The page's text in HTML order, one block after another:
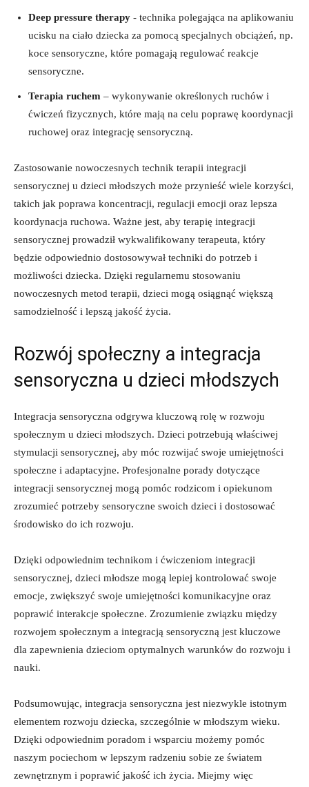
Deep pressure therapy -⁢ technika polegająca na aplikowaniu
ucisku na ciało dziecka‍ za ⁣pomocą specjalnych ⁣obciążeń, np.​
koce sensoryczne, które pomagają⁣ regulować reakcje ​
sensoryczne.
Terapia ‍ruchem – wykonywanie ⁢określonych ruchów‌ i‍
ćwiczeń fizycznych, które mają na celu ⁣poprawę ⁢koordynacji
ruchowej ‍oraz integrację⁤ sensoryczną.
Zastosowanie ​nowoczesnych​ technik terapii ⁣integracji
sensorycznej u dzieci ⁢młodszych ‌może‍ przynieść‌ wiele korzyści,
takich jak poprawa koncentracji, regulacji emocji oraz lepsza
koordynacja ruchowa. Ważne ‌jest, aby terapię⁣ integracji
sensorycznej prowadził wykwalifikowany terapeuta,⁤ który
będzie‍ odpowiednio​ dostosowywał techniki do ​potrzeb i
możliwości‍ dziecka. Dzięki regularnemu stosowaniu ​
nowoczesnych‍ metod terapii, ‍dzieci ⁢mogą ⁣osiągnąć⁤ większą
samodzielność i lepszą jakość życia.
Rozwój społeczny a integracja
sensoryczna u dzieci młodszych
Integracja sensoryczna⁢ odgrywa kluczową rolę⁣ w rozwoju‌
społecznym u dzieci​ młodszych. ⁢Dzieci potrzebują właściwej⁣
stymulacji⁤ sensorycznej, aby móc rozwijać swoje ​umiejętności
społeczne​ i adaptacyjne.⁣ Profesjonalne ⁢porady dotyczące
integracji ​sensorycznej​ mogą pomóc‌ rodzicom i ​opiekunom
zrozumieć potrzeby sensoryczne swoich ‌dzieci i dostosować ​
środowisko do ich⁤ rozwoju.
Dzięki odpowiednim technikom i⁤ ćwiczeniom⁣ integracji
sensorycznej, dzieci młodsze mogą lepiej kontrolować swoje
emocje, zwiększyć swoje umiejętności​ komunikacyjne oraz‌
poprawić ​interakcje społeczne. Zrozumienie związku⁢ między
rozwojem społecznym a integracją ‌sensoryczną jest kluczowe
dla ⁤zapewnienia dzieciom optymalnych​ warunków do rozwoju i‍
nauki.
Podsumowując, ​integracja‌ sensoryczna jest niezwykle ⁤istotnym
elementem rozwoju dziecka,⁣ szczególnie w młodszym wieku.
Dzięki odpowiednim poradom i‌ wsparciu możemy​ pomóc
naszym ​pociechom ⁤w lepszym radzeniu ⁣sobie ze światem‌
zewnętrznym ‍i poprawić jakość ich ⁣życia. ⁢Miejmy więc